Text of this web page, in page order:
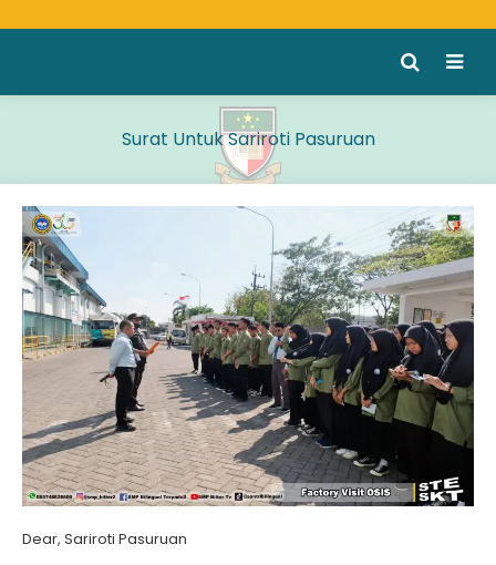
Surat Untuk Sariroti Pasuruan
Dear, Sariroti Pasuruan